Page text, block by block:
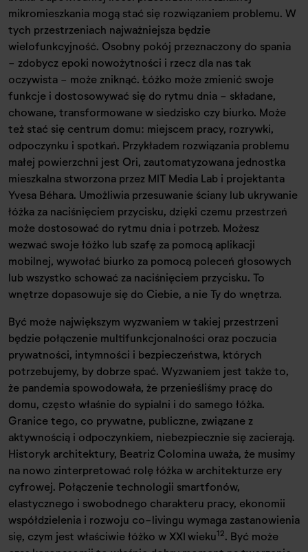
mikromieszkania mogą stać się rozwiązaniem problemu. W
tych przestrzeniach najważniejsza będzie
wielofunkcyjność. Osobny pokój przeznaczony do spania
- zdobycz epoki nowożytności i rzecz dla nas tak
oczywista - może zniknąć. Łóżko może zmienić swoje
funkcje i dostosowywać się do rytmu dnia - składane,
chowane, transformowane w siedzisko czy biurko. Może
też stać się centrum domu: miejscem pracy, rozrywki,
odpoczynku i spotkań. Przykładem rozwiązania problemu
małej powierzchni jest Ori, zautomatyzowana jednostka
mieszkalna stworzona przez MIT Media Lab i projektanta
Yvesa Béhara. Umożliwia przesuwanie ściany lub ukrywanie
łóżka za naciśnięciem przycisku, dzięki czemu przestrzeń
może dostosować do rytmu dnia i potrzeb. Możesz
wezwać swoje łóżko lub szafę za pomocą aplikacji
mobilnej, wywołać biurko za pomocą poleceń głosowych
lub wszystko schować za naciśnięciem przycisku. To
wnętrze dopasowuje się do Ciebie, a nie Ty do wnętrza.
Być może największym wyzwaniem w takiej przestrzeni
będzie połączenie multifunkcjonalności oraz poczucia
prywatności, intymności i bezpieczeństwa, których
potrzebujemy, by dobrze spać. Wyzwaniem jest także to,
że pandemia spowodowała, że przenieśliśmy pracę do
domu, często właśnie do sypialni i do samego łóżka.
Granice tego, co prywatne, publiczne, związane z
aktywnością i odpoczynkiem, niebezpiecznie się zacierają.
Historyk architektury, Beatriz Colomina uważa, że musimy
na nowo zinterpretować rolę łóżka w architekturze ery
cyfrowej. Połączenie technologii smartfonów,
elastycznego i swobodnego charakteru pracy, ekonomii
współdzielenia i rozwoju co-livingu wymaga zastanowienia
się, czym jest właściwie łóżko w XXI wieku12. Być może